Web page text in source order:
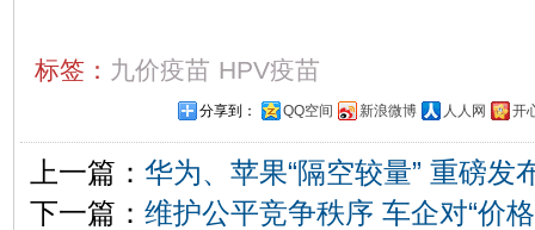
标签： 九价疫苗 HPV疫苗
分享到： QQ空间 新浪微博 人人网 开
上一篇： 华为、苹果“隔空较量” 重磅发
下一篇： 维护公平竞争秩序 车企对“价格